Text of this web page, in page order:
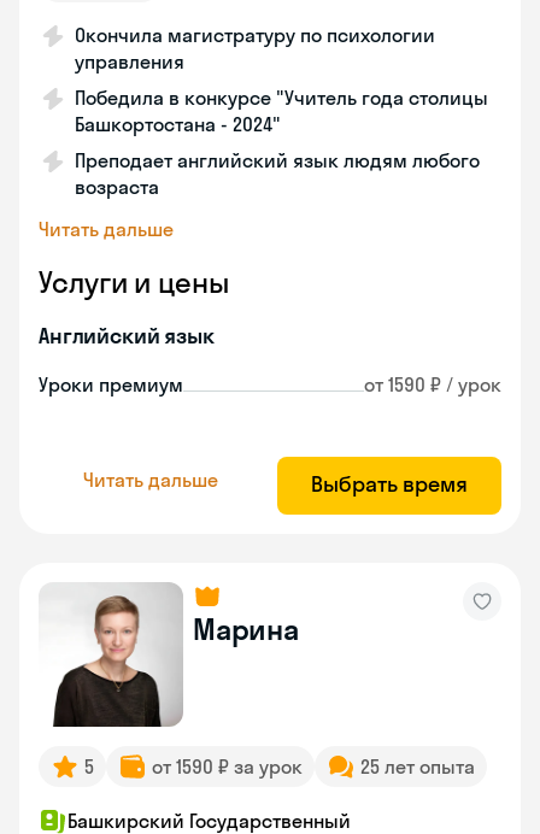
Окончила магистратуру по психологии
управления
Победила в конкурсе "Учитель года столицы
Башкортостана - 2024"
Преподает английский язык людям любого
возраста
Читать дальше
Услуги и цены
Английский язык
Уроки премиум от 1590 ₽ / урок
Читать дальше Выбрать время
Марина
5 от 1590 ₽ за урок 25 лет опыта
Башкирский Государственный